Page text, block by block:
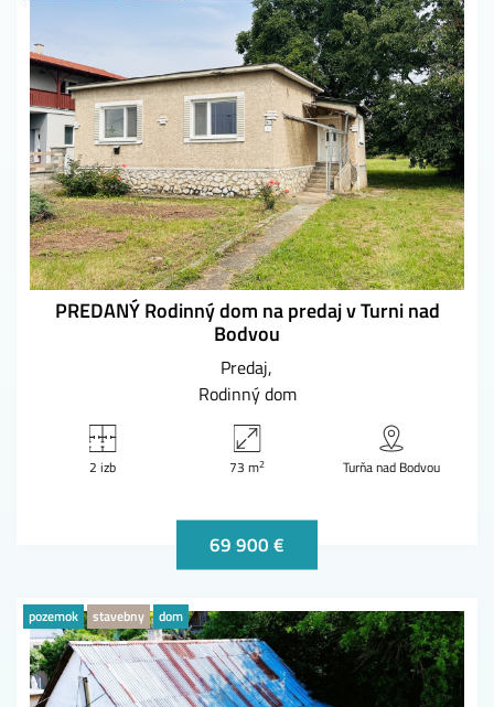
PREDANÝ Rodinný dom na predaj v Turni nad
Bodvou
Predaj
Rodinný dom
2 izb 73 m2 Turňa nad Bodvou
69 900 €
pozemok stavebny dom